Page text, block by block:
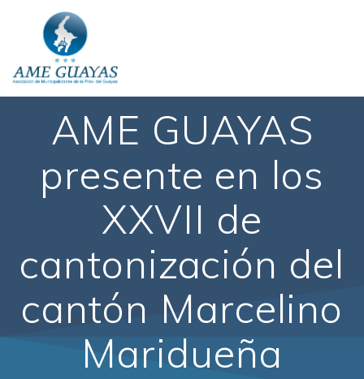
AME GUAYAS
presente en los
XXVII de
cantonización del
cantón Marcelino
Maridueña